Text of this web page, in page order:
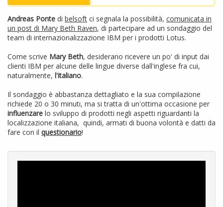
Andreas Ponte di belsoft ci segnala la possibilità, comunicata in
un post di Mary Beth Raven, di partecipare ad un sondaggio del
team di internazionalizzazione IBM per i prodotti Lotus.
Come scrive Mary Beth, desiderano ricevere un po' di input dai
clienti IBM per alcune delle lingue diverse dall'inglese fra cui,
naturalmente, l'italiano.
Il sondaggio è abbastanza dettagliato e la sua compilazione
richiede 20 o 30 minuti, ma si tratta di un'ottima occasione per
influenzare lo sviluppo di prodotti negli aspetti riguardanti la
localizzazione italiana, quindi, armati di buona volontà e datti da
fare con il questionario!